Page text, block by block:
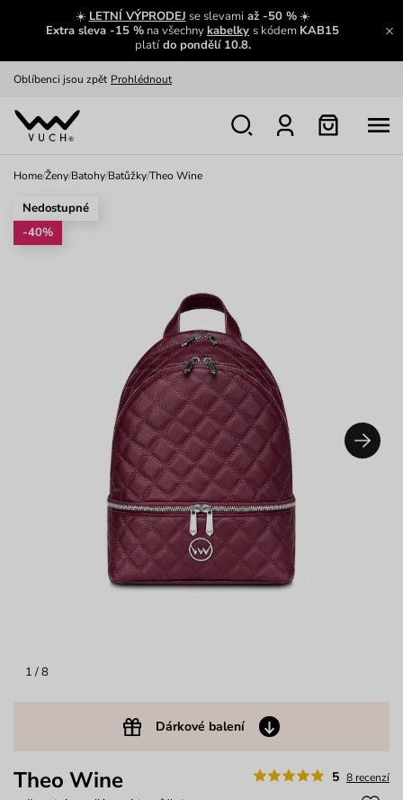
☀️ LETNÍ VÝPRODEJ se slevamiaž -50 %☀️
Extra sleva -15 % na všechnykabelky s kódem KAB15
platído pondělí 10.8.
Zajímavosti ze světa Vuch:
Zobrazit
Oblíbenci jsou zpět Prohlédnout
Nech se inspirovat
Home/Ženy/Batohy/Batůžky/Theo Wine
1 / 8
Dárkové balení
Nedostupné
-40%
5 8 recenzí
Theo Wine